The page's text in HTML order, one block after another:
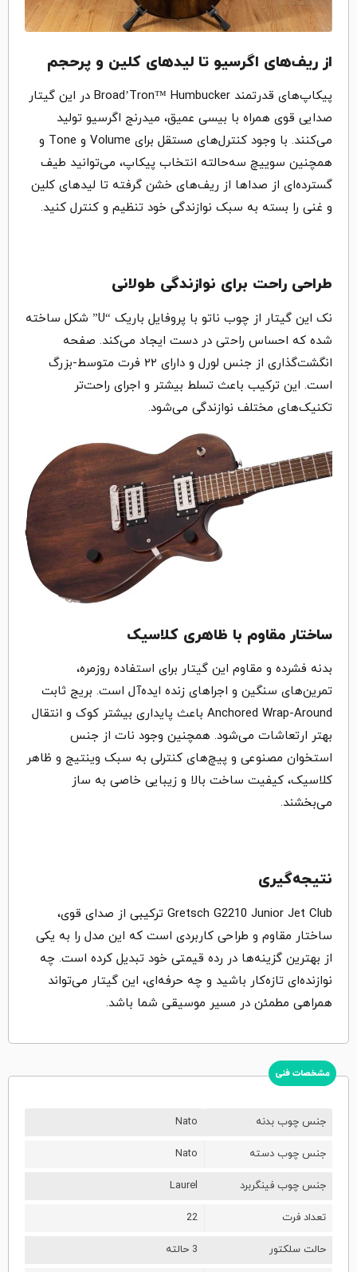
از ریف‌های اگرسیو تا لیدهای کلین و پرحجم
پیکاپ‌های قدرتمند Broad’Tron™ Humbucker در این گیتار
صدایی قوی همراه با بیسی عمیق، میدرنج اگرسیو تولید
می‌کنند. با وجود کنترل‌های مستقل برای Volume و Tone و
همچنین سوییچ سه‌حالته‌ انتخاب پیکاپ، می‌توانید طیف
گسترده‌ای از صداها از ریف‌های خشن گرفته تا لیدهای کلین
و غنی را بسته به سبک نوازندگی خود تنظیم و کنترل کنید.
طراحی راحت برای نوازندگی طولانی
نک این گیتار از چوب ناتو با پروفایل باریک “U” شکل ساخته
شده که احساس راحتی در دست ایجاد می‌کند. صفحه
انگشت‌گذاری از جنس لورل و دارای ۲۲ فرت متوسط-بزرگ
است. این ترکیب باعث تسلط بیشتر و اجرای راحت‌تر
تکنیک‌های مختلف نوازندگی می‌شود.
ساختار مقاوم با ظاهری کلاسیک
بدنه‌ فشرده و مقاوم این گیتار برای استفاده‌ روزمره،
تمرین‌های سنگین و اجراهای زنده ایده‌آل است. بریج ثابت
Anchored Wrap-Around باعث پایداری بیشتر کوک و انتقال
بهتر ارتعاشات می‌شود. همچنین وجود نات از جنس
استخوان مصنوعی و پیچ‌های کنترلی به سبک وینتیج و ظاهر
کلاسیک، کیفیت ساخت بالا و زیبایی خاصی به ساز
می‌بخشند.
نتیجه‌گیری
Gretsch G2210 Junior Jet Club ترکیبی از صدای قوی،
ساختار مقاوم و طراحی کاربردی است که این مدل را به یکی
از بهترین گزینه‌ها در رده قیمتی خود تبدیل کرده است. چه
نوازنده‌ای تازه‌کار باشید و چه حرفه‌ای، این گیتار می‌تواند
همراهی مطمئن در مسیر موسیقی شما باشد.
مشخصات فنی
جنس چوب بدنه Nato
جنس چوب دسته Nato
جنس چوب فینگربرد ‎Laurel
تعداد فرت 22
حالت سلکتور 3 حالته